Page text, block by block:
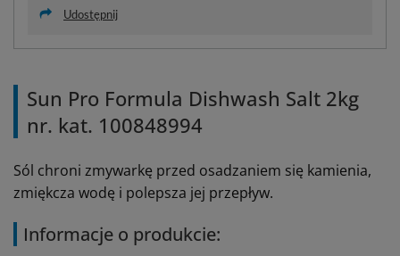
Udostępnij
Sun Pro Formula Dishwash Salt 2kg
nr. kat. 100848994
Sól chroni zmywarkę przed osadzaniem się kamienia,
zmiękcza wodę i polepsza jej przepływ.
Informacje o produkcie: